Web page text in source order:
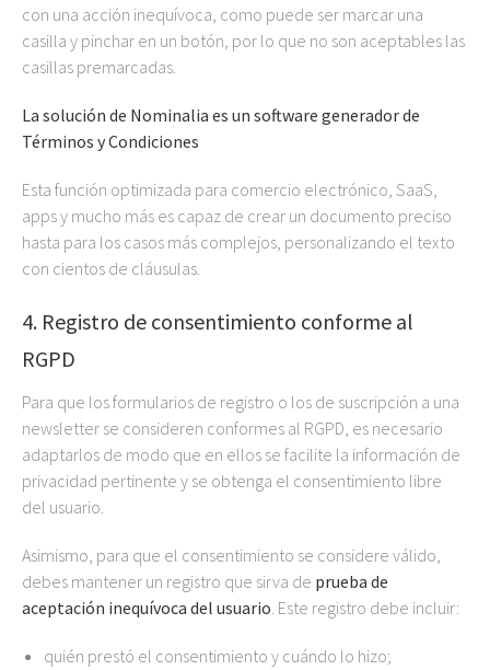
con una acción inequívoca, como puede ser marcar una
casilla y pinchar en un botón, por lo que no son aceptables las
casillas premarcadas.
La solución de Nominalia es un software generador de
Términos y Condiciones
Esta función optimizada para comercio electrónico, SaaS,
apps y mucho más es capaz de crear un documento preciso
hasta para los casos más complejos, personalizando el texto
con cientos de cláusulas.
4. Registro de consentimiento conforme al
RGPD
Para que los formularios de registro o los de suscripción a una
newsletter se consideren conformes al RGPD, es necesario
adaptarlos de modo que en ellos se facilite la información de
privacidad pertinente y se obtenga el consentimiento libre
del usuario.
Asimismo, para que el consentimiento se considere válido,
debes mantener un registro que sirva de prueba de
aceptación inequívoca del usuario. Este registro debe incluir:
quién prestó el consentimiento y cuándo lo hizo;